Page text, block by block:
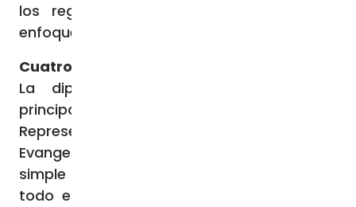
los regímenes comunistas, calificó este
enfoque como “martirio de la paciencia”.
Cuatro funciones
La diplomacia vaticana se estructura
principalmente en torno a cuatro funciones:
Representación, Mediación, Preservación y
Evangelización. La Representación es la
simple práctica de mandar enviados por
todo el mundo para representar al Papa,